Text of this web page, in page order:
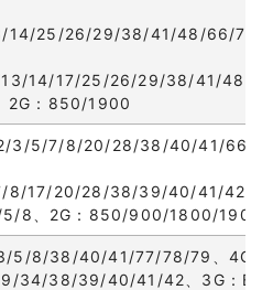
14/25/26/29/38/41/48/66/
14/17/25/26/29/38/41/48/
2G：850/1900
2/3/5/7/8/20/28/38/40/41/66/
8/17/20/28/38/39/40/41/42/
8、2G：850/900/1800/1900
3/5/8/38/40/41/77/78/79、4G
34/38/39/40/41/42、3G：